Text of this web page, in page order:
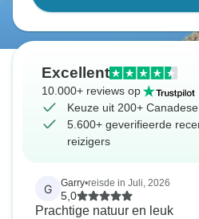
Excellent
10.000+ reviews op
Keuze uit 200+
5.600+ geverifieerde
reizigers
G Garry•reisde in Juli, 2026
5,0
Prachtige natuur en leuk